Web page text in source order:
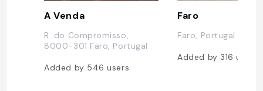
A Venda
R. do Compromisso,
8000-301 Faro, Portugal
Added by 546users
Faro
Faro, Portugal
Added by 316users